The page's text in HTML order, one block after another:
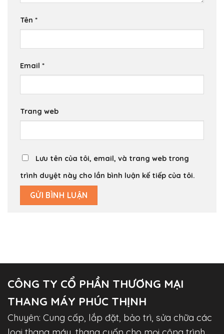
Tên *
Email *
Trang web
Lưu tên của tôi, email, và trang web trong
trình duyệt này cho lần bình luận kế tiếp của tôi.
CÔNG TY CỔ PHẦN THƯƠNG MẠI
THANG MÁY PHÚC THỊNH
Chuyên: Cung cấp, lắp đặt, bảo trì, sửa chữa các